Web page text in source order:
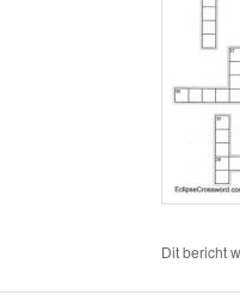
Dit bericht